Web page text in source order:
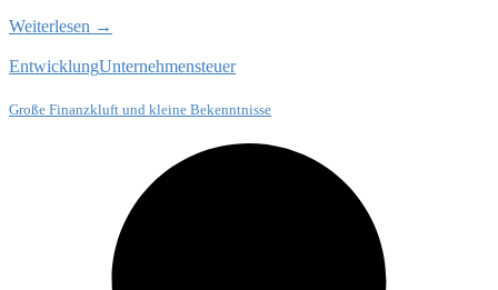
Weiterlesen →
EntwicklungUnternehmensteuer
Große Finanzkluft und kleine Bekenntnisse